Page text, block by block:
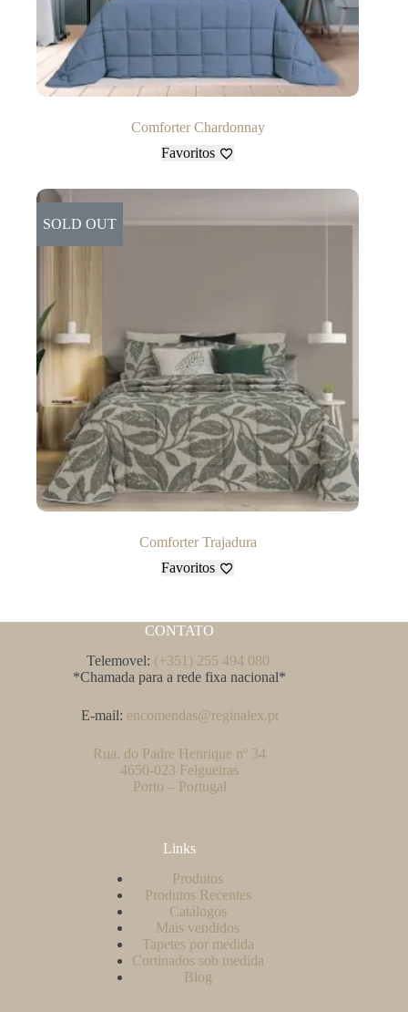
Comforter Chardonnay
Favoritos
SOLD OUT
Comforter Trajadura
Favoritos
CONTATO
Telemovel: (+351) 255 494 080
*Chamada para a rede fixa nacional*
E-mail: encomendas@reginalex.pt
Rua. do Padre Henrique nº 34
4650-023 Felgueiras
Porto – Portugal
Links
Produtos
Produtos Recentes
Catálogos
Mais vendidos
Tapetes por medida
Cortinados sob medida
Blog